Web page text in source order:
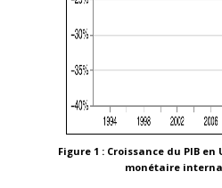
Figure 1 : Croissance du PIB
monétaire